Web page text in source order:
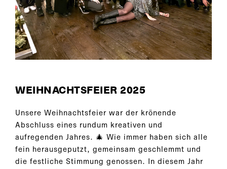
WEIHNACHTSFEIER 2025
Unsere Weihnachtsfeier war der krönende
Abschluss eines rundum kreativen und
aufregenden Jahres. 🎄 Wie immer haben sich alle
fein herausgeputzt, gemeinsam geschlemmt und
die festliche Stimmung genossen. In diesem Jahr